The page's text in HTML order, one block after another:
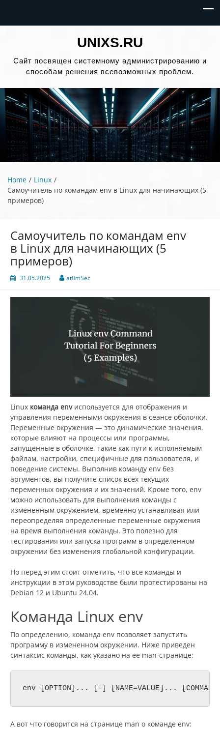
UNIXS.RU
Сайт посвящен системному администрированию и
способам решения всевозможных проблем.
Home
Linux
Самоучитель по командам env в Linux для начинающих (5
примеров)
Самоучитель по командам env
в Linux для начинающих (5
примеров)
31.05.2025 at0mSec
Linux команда envиспользуется для отображения и
управления переменными окружения в сеансе оболочки.
Переменные окружения — это динамические значения,
которые влияют на процессы или программы,
запущенные в оболочке, такие как пути к исполняемым
файлам, настройки, специфичные для пользователя, и
поведение системы. Выполнив команду env без
аргументов, вы получите список всех текущих
переменных окружения и их значений. Кроме того, env
можно использовать для выполнения команды с
измененным окружением, временно устанавливая или
переопределяя определенные переменные окружения
на время выполнения команды. Это полезно для
тестирования или запуска программ в определенном
окружении без изменения глобальной конфигурации.
Но перед этим стоит отметить, что все команды и
инструкции в этом руководстве были протестированы на
Debian 12 и Ubuntu 24.04.
Команда Linux env
По определению, команда env позволяет запустить
программу в измененном окружении. Ниже приведен
синтаксис команды, как указано на ее man-странице:
env [OPTION]... [-] [NAME=VALUE]...
А вот что говорится на странице man о команде env: